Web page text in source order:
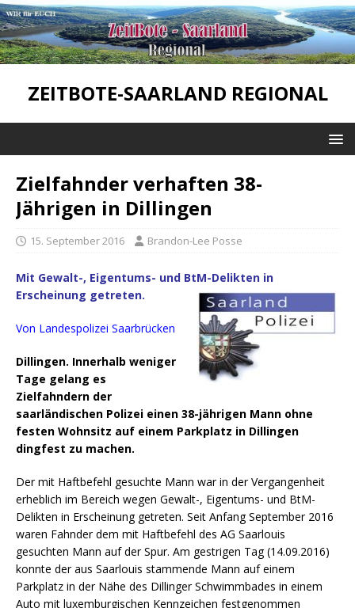
ZEITBOTE-SAARLAND REGIONAL
Zielfahnder verhaften 38-
Jährigen in Dillingen
15. September 2016 Brandon-Lee Posse
Mit Gewalt-, Eigentums- und BtM-Delikten in
Erscheinung getreten.
Von Landespolizei Saarbrücken
Dillingen. Innerhalb weniger
Tage gelang es
Zielfahndern der
saarländischen Polizei einen 38-jährigen Mann ohne
festen Wohnsitz auf einem Parkplatz in Dillingen
dingfest zu machen.
Der mit Haftbefehl gesuchte Mann war in der Vergangenheit
erheblich im Bereich wegen Gewalt-, Eigentums- und BtM-
Delikten in Erscheinung getreten. Seit Anfang September 2016
waren Fahnder dem mit Haftbefehl des AG Saarlouis
gesuchten Mann auf der Spur. Am gestrigen Tag (14.09.2016)
konnte der aus Saarlouis stammende Mann auf einem
Parkplatz in der Nähe des Dillinger Schwimmbades in einem
Auto mit luxemburgischen Kennzeichen festgenommen